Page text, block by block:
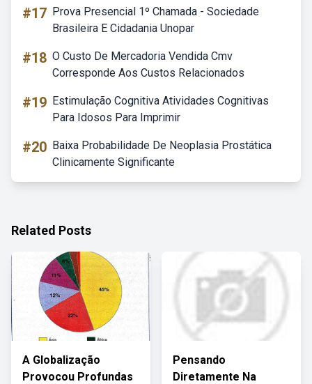
#17 Prova Presencial 1º Chamada - Sociedade
Brasileira E Cidadania Unopar
#18 O Custo De Mercadoria Vendida Cmv
Corresponde Aos Custos Relacionados
#19 Estimulação Cognitiva Atividades Cognitivas
Para Idosos Para Imprimir
#20 Baixa Probabilidade De Neoplasia Prostática
Clinicamente Significante
Related Posts
A Globalização
Provocou Profundas
Pensando
Diretamente Na